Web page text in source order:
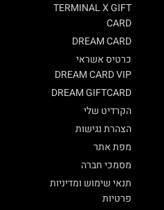
TERMINAL X GIFT
CARD
DREAM CARD
כרטיס אשראי
DREAM CARD VIP
DREAM GIFTCARD
הקרדיט שלי
הצהרת נגישות
מפת אתר
מסמכי חברה
תנאי שימוש ומדיניות
פרטיות